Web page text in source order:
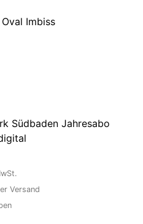
Imbiss
Südbaden Jahresabo
Versand